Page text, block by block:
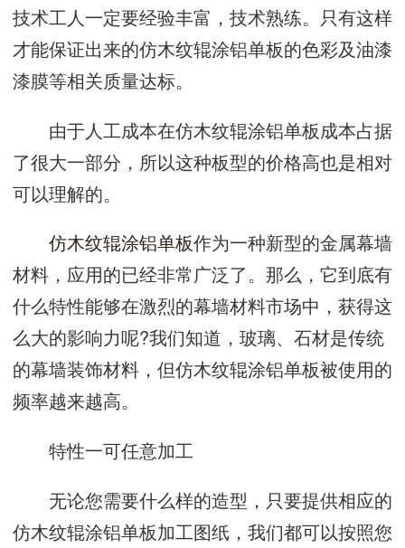
技术工人一定要经验丰富，技术熟练。只有这样
才能保证出来的仿木纹辊涂铝单板的色彩及油漆
漆膜等相关质量达标。
由于人工成本在仿木纹辊涂铝单板成本占据
了很大一部分，所以这种板型的价格高也是相对
可以理解的。
仿木纹辊涂铝单板作为一种新型的金属幕墙
材料，应用的已经非常广泛了。那么，它到底有
什么特性能够在激烈的幕墙材料市场中，获得这
么大的影响力呢?我们知道，玻璃、石材是传统
的幕墙装饰材料，但仿木纹辊涂铝单板被使用的
频率越来越高。
特性一可任意加工
无论您需要什么样的造型，只要提供相应的
仿木纹辊涂铝单板加工图纸，我们都可以按照您